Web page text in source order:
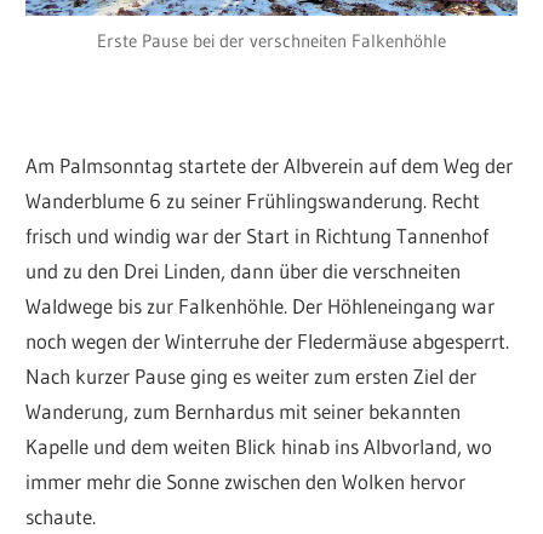
Erste Pause bei der verschneiten Falkenhöhle
Am Palmsonntag startete der Albverein auf dem Weg der
Wanderblume 6 zu seiner Frühlingswanderung. Recht
frisch und windig war der Start in Richtung Tannenhof
und zu den Drei Linden, dann über die verschneiten
Waldwege bis zur Falkenhöhle. Der Höhleneingang war
noch wegen der Winterruhe der Fledermäuse abgesperrt.
Nach kurzer Pause ging es weiter zum ersten Ziel der
Wanderung, zum Bernhardus mit seiner bekannten
Kapelle und dem weiten Blick hinab ins Albvorland, wo
immer mehr die Sonne zwischen den Wolken hervor
schaute.